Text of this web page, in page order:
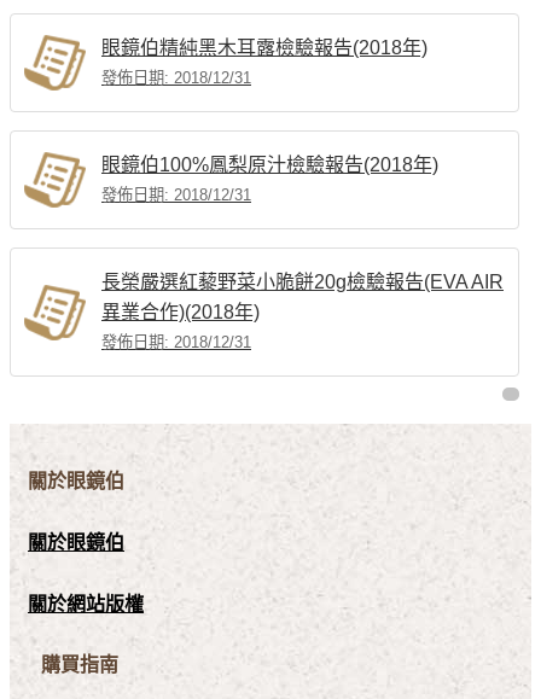
眼鏡伯精純黑木耳露檢驗報告(2018年)
發佈日期: 2018/12/31
眼鏡伯100%鳳梨原汁檢驗報告(2018年)
發佈日期: 2018/12/31
長榮嚴選紅藜野菜小脆餅20g檢驗報告(EVA AIR
異業合作)(2018年)
發佈日期: 2018/12/31
關於眼鏡伯
關於眼鏡伯
關於網站版權
購買指南